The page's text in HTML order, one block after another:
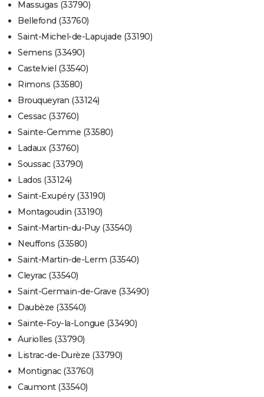
Massugas (33790)
Bellefond (33760)
Saint-Michel-de-Lapujade (33190)
Semens (33490)
Castelviel (33540)
Rimons (33580)
Brouqueyran (33124)
Cessac (33760)
Sainte-Gemme (33580)
Ladaux (33760)
Soussac (33790)
Lados (33124)
Saint-Exupéry (33190)
Montagoudin (33190)
Saint-Martin-du-Puy (33540)
Neuffons (33580)
Saint-Martin-de-Lerm (33540)
Cleyrac (33540)
Saint-Germain-de-Grave (33490)
Daubèze (33540)
Sainte-Foy-la-Longue (33490)
Auriolles (33790)
Listrac-de-Durèze (33790)
Montignac (33760)
Caumont (33540)